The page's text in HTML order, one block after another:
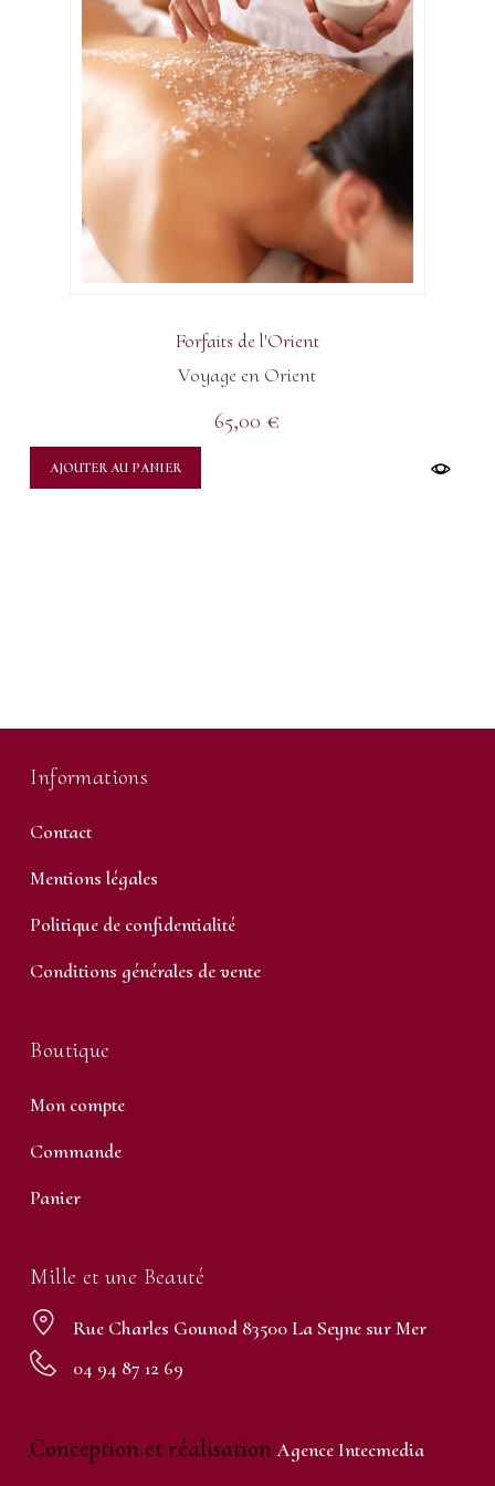
Forfaits de l'Orient
Voyage en Orient
65,00 €
AJOUTER AU PANIER
Informations
Contact
Mentions légales
Politique de confidentialité
Conditions générales de vente
Boutique
Mon compte
Commande
Panier
Mille et une Beauté
Rue Charles Gounod 83500 La Seyne sur Mer
04 94 87 12 69
Conception et réalisationAgence Intecmedia